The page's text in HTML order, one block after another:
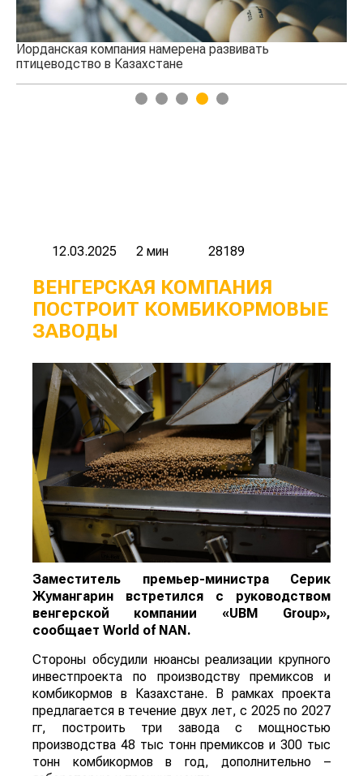
Иорданская компания намерена развивать
птицеводство в Казахстане
1 2 3 4 5
12.03.2025 2 мин 28189
ВЕНГЕРСКАЯ КОМПАНИЯ
ПОСТРОИТ КОМБИКОРМОВЫЕ
ЗАВОДЫ
Заместитель премьер-министра Серик
Жумангарин встретился с руководством
венгерской компании «UBM Group»,
сообщает World of NAN.
Стороны обсудили нюансы реализации крупного
инвестпроекта по производству премиксов и
комбикормов в Казахстане. В рамках проекта
предлагается в течение двух лет, с 2025 по 2027
гг, построить три завода с мощностью
производства 48 тыс тонн премиксов и 300 тыс
тонн комбикормов в год, дополнительно –